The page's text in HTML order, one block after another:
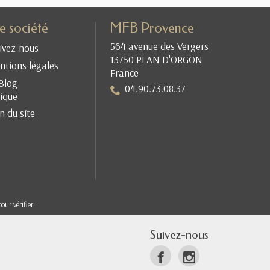
société
nous
légales
du site
MFB Provence
564 avenue des Vergers
13750 PLAN D'ORGON
France
04.90.73.08.37
vérifier.
Suivez-nous